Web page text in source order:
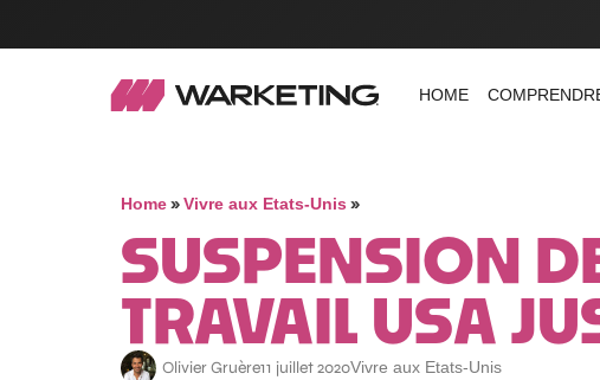
HOME
Home»Vivre aux Etats-Unis »
SUSPENSION
TRAVAIL USA
Olivier Gruère11 juillet 2020Vivre aux Etats-Unis